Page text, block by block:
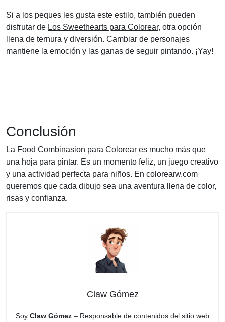
Si a los peques les gusta este estilo, también pueden
disfrutar de Los Sweethearts para Colorear, otra opción
llena de ternura y diversión. Cambiar de personajes
mantiene la emoción y las ganas de seguir pintando. ¡Yay!
Conclusión
La Food Combinasion para Colorear es mucho más que
una hoja para pintar. Es un momento feliz, un juego creativo
y una actividad perfecta para niños. En colorearw.com
queremos que cada dibujo sea una aventura llena de color,
risas y confianza.
Claw Gómez
Soy Claw Gómez – Responsable de contenidos del sitio web